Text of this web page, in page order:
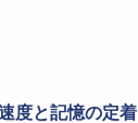
度と記憶の定着